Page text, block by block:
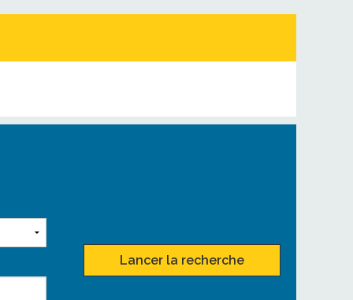
Lancer la recherche